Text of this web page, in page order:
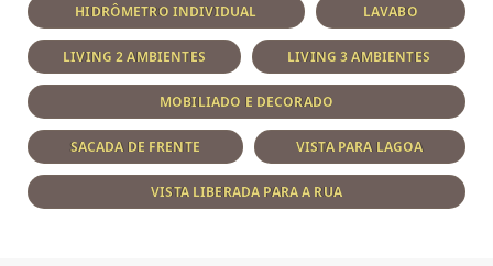
HIDRÔMETRO INDIVIDUAL LAVABO
LIVING 2 AMBIENTES LIVING 3 AMBIENTES
MOBILIADO E DECORADO
SACADA DE FRENTE VISTA PARA LAGOA
VISTA LIBERADA PARA A RUA